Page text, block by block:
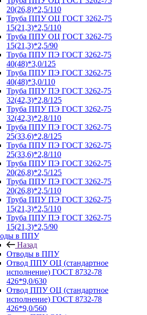
20(26,8)*2,5/110
Труба ППУ ОЦ ГОСТ 3262-75
15(21,3)*2,5/110
Труба ППУ ОЦ ГОСТ 3262-75
15(21,3)*2,5/90
Труба ППУ ПЭ ГОСТ 3262-75
40(48)*3,0/125
Труба ППУ ПЭ ГОСТ 3262-75
40(48)*3,0/110
Труба ППУ ПЭ ГОСТ 3262-75
32(42,3)*2,8/125
Труба ППУ ПЭ ГОСТ 3262-75
32(42,3)*2,8/110
Труба ППУ ПЭ ГОСТ 3262-75
25(33,6)*2,8/125
Труба ППУ ПЭ ГОСТ 3262-75
25(33,6)*2,8/110
Труба ППУ ПЭ ГОСТ 3262-75
20(26,8)*2,5/125
Труба ППУ ПЭ ГОСТ 3262-75
20(26,8)*2,5/110
Труба ППУ ПЭ ГОСТ 3262-75
15(21,3)*2,5/110
Труба ППУ ПЭ ГОСТ 3262-75
15(21,3)*2,5/90
в ППУ
Назад
Отводы в ППУ
Отвод ППУ ОЦ (стандартное
исполнение) ГОСТ 8732-78
426*9,0/630
Отвод ППУ ОЦ (стандартное
исполнение) ГОСТ 8732-78
426*9,0/560